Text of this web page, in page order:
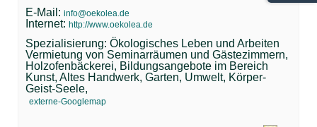
E-Mail: info@oekolea.de
Internet: http://www.oekolea.de
Spezialisierung: Ökologisches Leben und Arbeiten
Vermietung von Seminarräumen und Gästezimmern,
Holzofenbäckerei, Bildungsangebote im Bereich
Kunst, Altes Handwerk, Garten, Umwelt, Körper-
Geist-Seele,
externe-Googlemap